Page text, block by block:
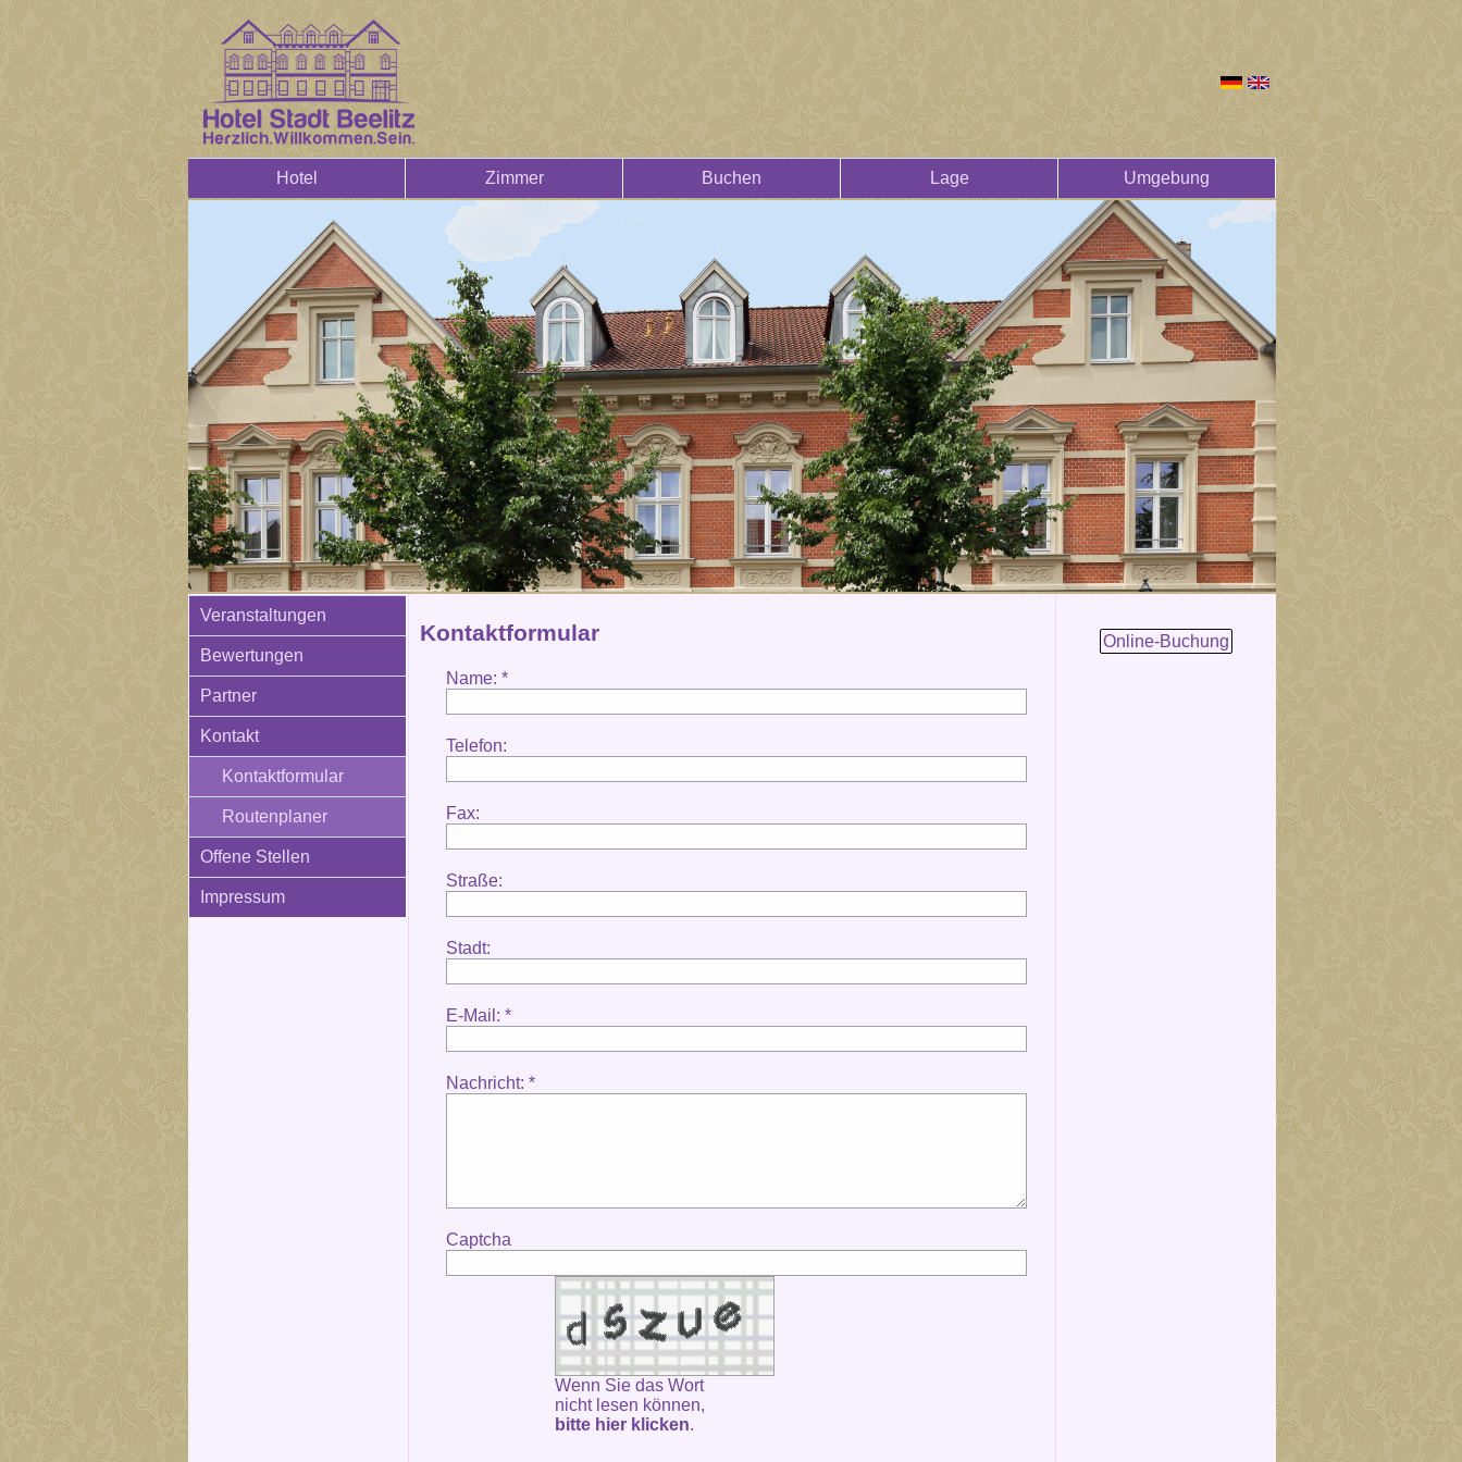
Hotel Zimmer Buchen Lage Umgebung
Veranstaltungen
Bewertungen
Partner
Kontakt
Kontaktformular
Routenplaner
Offene Stellen
Impressum
Kontaktformular
Name: *
Telefon:
Fax:
Straße:
Stadt:
E-Mail: *
Nachricht: *
Captcha
Wenn Sie das Wort
nicht lesen können,
bitte hier klicken.
Online-Buchung